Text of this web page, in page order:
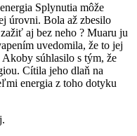
Splynutia môže
úrovni. Bola až zbesilo
aj bez neho ? Muaru ju
uvedomila, že to jej
súhlasilo s tým, že
Cítila jeho dlaň na
energia z toho dotyku